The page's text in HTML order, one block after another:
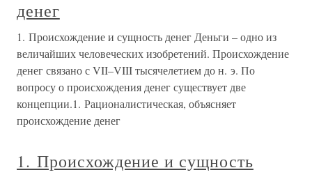
денег
1. Происхождение и сущность денег Деньги – одно из
величайших человеческих изобретений. Происхождение
денег связано с VII–VIII тысячелетием до н. э. По
вопросу о происхождения денег существует две
концепции.1. Рационалистическая, объясняет
происхождение денег
1. Происхождение и сущность